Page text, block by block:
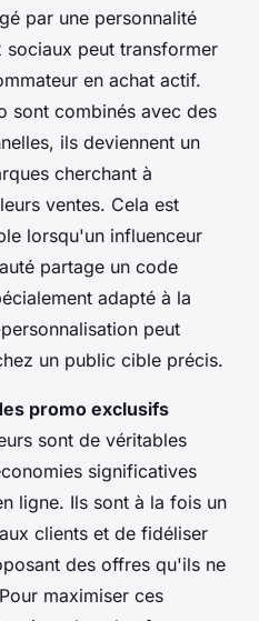
par une personnalité
sociaux peut transformer
en achat actif.
sont combinés avec des
ils deviennent un
cherchant à
ventes. Cela est
lorsqu'un influenceur
partage un code
adapté à la
peut
un public cible précis.
promo exclusifs
sont de véritables
significatives
ligne. Ils sont à la fois un
clients et de fidéliser
des offres qu'ils ne
maximiser ces